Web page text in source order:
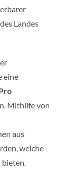
Landes
eine
Mithilfe von
aus
welche